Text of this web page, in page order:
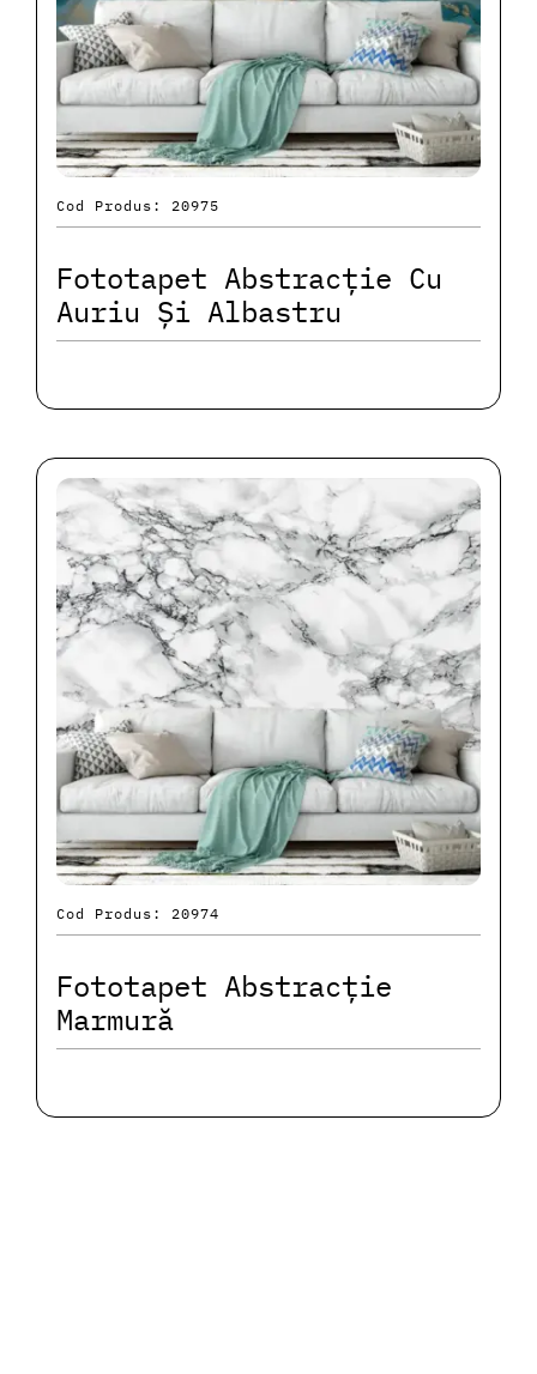
Cod Produs: 20975
Fototapet Abstracție Cu
Auriu Și Albastru
Cod Produs: 20974
Fototapet Abstracție
Marmură